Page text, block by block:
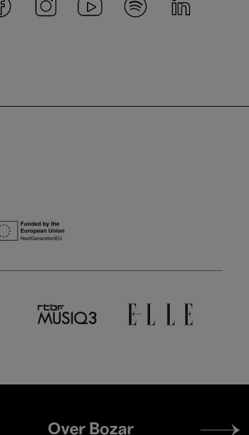
Footer
Over Bozar